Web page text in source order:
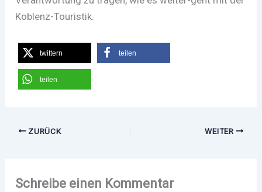
Koblenz-Touristik.
twittern teilen
teilen
ZURÜCK WEITER
Schreibe einen Kommentar